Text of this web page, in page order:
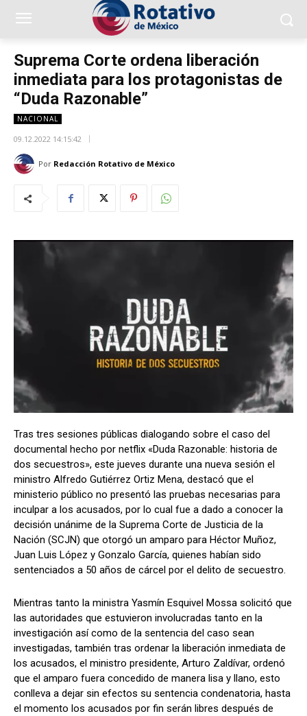
Suprema Corte ordena liberación
inmediata para los protagonistas de
“Duda Razonable”
NACIONAL
09.12.2022 14:15:42
Por Redacción Rotativo de México
Tras tres sesiones públicas dialogando sobre el caso del
documental hecho por netflix «Duda Razonable: historia de
dos secuestros», este jueves durante una nueva sesión el
ministro Alfredo Gutiérrez Ortiz Mena, destacó que el
ministerio público no presentó las pruebas necesarias para
inculpar a los acusados, por lo cual fue a dado a conocer la
decisión unánime de la Suprema Corte de Justicia de la
Nación (SCJN) que otorgó un amparo para Héctor Muñoz,
Juan Luis López y Gonzalo García, quienes habían sido
sentenciados a 50 años de cárcel por el delito de secuestro.
Mientras tanto la ministra Yasmín Esquivel Mossa solicitó que
las autoridades que estuvieron involucradas tanto en la
investigación así como de la sentencia del caso sean
investigadas, también tras ordenar la liberación inmediata de
los acusados, el ministro presidente, Arturo Zaldívar, ordenó
que el amparo fuera concedido de manera lisa y llano, esto
conlleva a dejar sin efectos su sentencia condenatoria, hasta
el momento los acusados por fin serán libres después de